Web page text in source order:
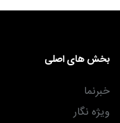
بخش های اصلی
خبرنما
ویژه نگار